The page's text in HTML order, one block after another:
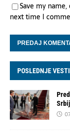
Save my
next time I
POSLEDNJE VESTI